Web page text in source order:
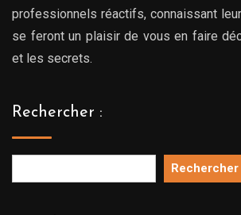
professionnels réactifs, connaissant
se feront un plaisir de vous en faire
et les secrets.
Rechercher :
Rechercher